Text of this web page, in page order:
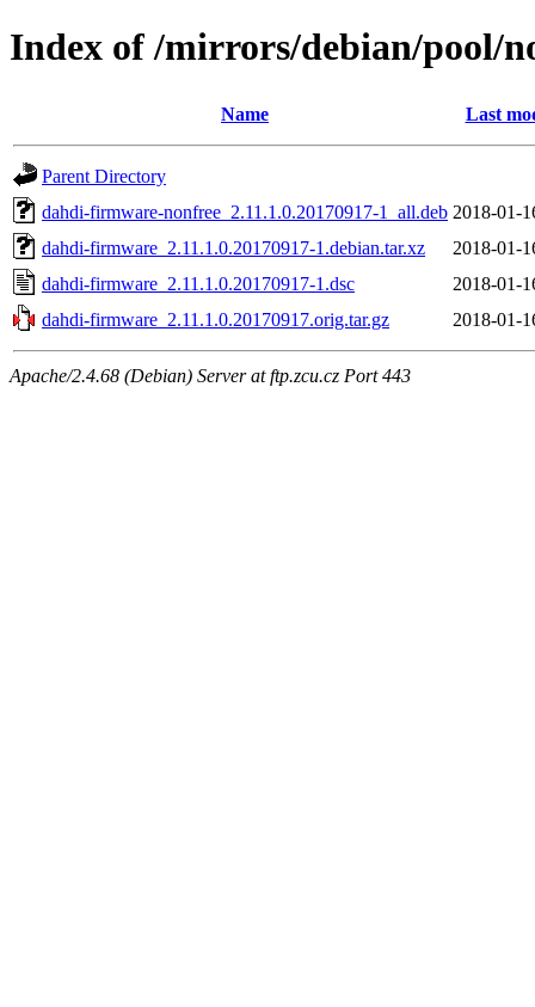
Index of /mirrors/debian/pool/
Name Last
Parent Directory
dahdi-firmware-nonfree_2.11.1.0.20170917-1_all.deb 2018-01-
dahdi-firmware_2.11.1.0.20170917-1.debian.tar.xz
2018-01-
dahdi-firmware_2.11.1.0.20170917-1.dsc
2018-01-
dahdi-firmware_2.11.1.0.20170917.orig.tar.gz
2018-01-
Apache/2.4.68 (Debian) Server at ftp.zcu.cz Port 443